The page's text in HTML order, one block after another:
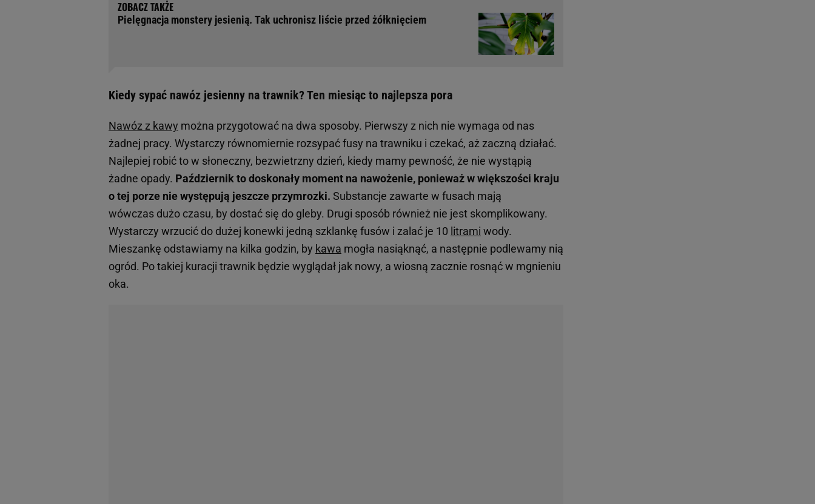
Pielęgnacja monstery jesienią. Tak uchronisz liście przed żółknięciem
Kiedy sypać nawóz jesienny na trawnik? Ten miesiąc to najlepsza pora
Nawóz z kawy można przygotować na dwa sposoby. Pierwszy z nich nie wymaga od nas
żadnej pracy. Wystarczy równomiernie rozsypać fusy na trawniku i czekać, aż zaczną działać.
Najlepiej robić to w słoneczny, bezwietrzny dzień, kiedy mamy pewność, że nie wystąpią
żadne opady. Październik to doskonały moment na nawożenie, ponieważ w większości kraju
o tej porze nie występują jeszcze przymrozki. Substancje zawarte w fusach mają
wówczas dużo czasu, by dostać się do gleby. Drugi sposób również nie jest skomplikowany.
Wystarczy wrzucić do dużej konewki jedną szklankę fusów i zalać je 10 litrami wody.
Mieszankę odstawiamy na kilka godzin, by kawa mogła nasiąknąć, a następnie podlewamy nią
ogród. Po takiej kuracji trawnik będzie wyglądał jak nowy, a wiosną zacznie rosnąć w mgnieniu
oka.